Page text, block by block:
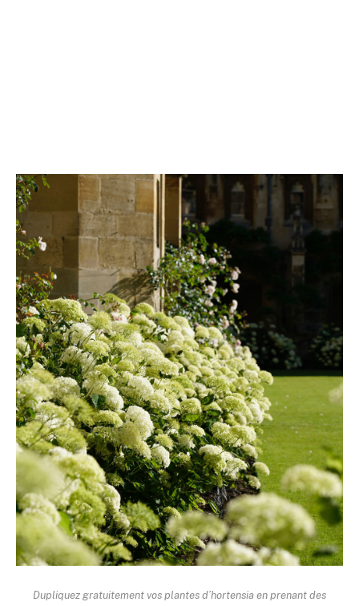
Dupliquez gratuitement vos plantes d’hortensia en prenant des